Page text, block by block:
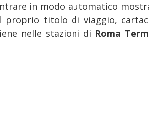
in modo automatico
proprio titolo di viaggio,
nelle stazioni di Roma